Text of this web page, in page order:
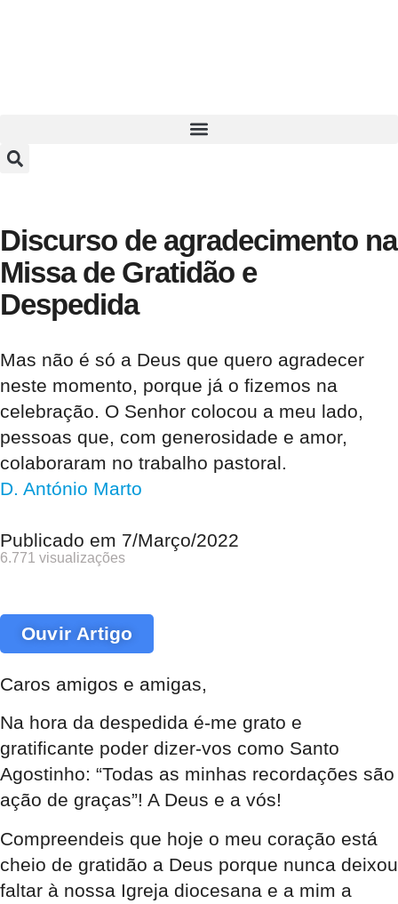
Discurso de agradecimento na
Missa de Gratidão e
Despedida
Mas não é só a Deus que quero agradecer
neste momento, porque já o fizemos na
celebração. O Senhor colocou a meu lado,
pessoas que, com generosidade e amor,
colaboraram no trabalho pastoral.
D. António Marto
Publicado em 7/Março/2022
6.771 visualizações
Ouvir Artigo
Caros amigos e amigas,
Na hora da despedida é-me grato e
gratificante poder dizer-vos como Santo
Agostinho: “Todas as minhas recordações são
ação de graças”! A Deus e a vós!
Compreendeis que hoje o meu coração está
cheio de gratidão a Deus porque nunca deixou
faltar à nossa Igreja diocesana e a mim a